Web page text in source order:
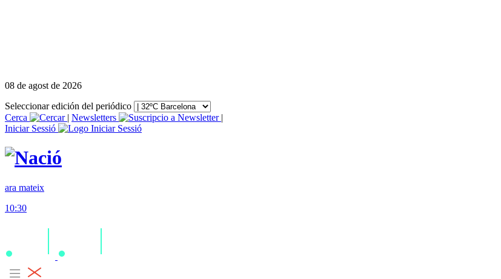
08 de agost de 2026
Seleccionar edición del periódico
Cerca
| Newsletters
|
Iniciar Sessió
ara mateix
10:30